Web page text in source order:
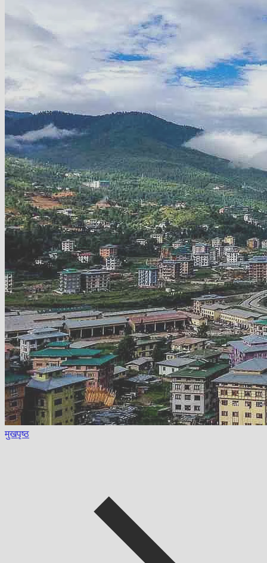
मुखपृष्ठ